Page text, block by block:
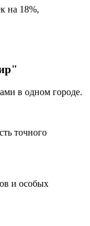
на 18%,
в одном городе.
точного
и особых